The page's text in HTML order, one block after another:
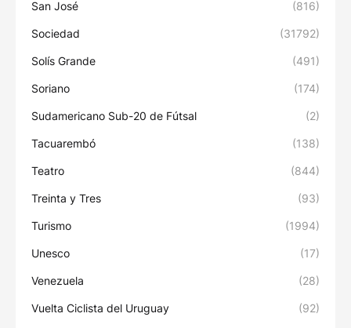
San José (816)
Sociedad (31792)
Solís Grande (491)
Soriano (174)
Sudamericano Sub-20 de Fútsal (2)
Tacuarembó (138)
Teatro (844)
Treinta y Tres (93)
Turismo (1994)
Unesco (17)
Venezuela (28)
Vuelta Ciclista del Uruguay (92)